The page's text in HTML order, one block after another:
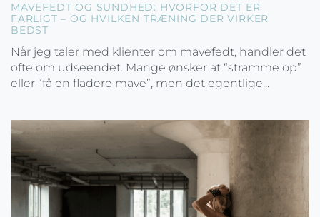
MAVEFEDT OG SUNDHED: HVORFOR DET ER
FARLIGT – OG HVILKEN TRÆNING DER VIRKER
BEDST
Når jeg taler med klienter om mavefedt, handler det
ofte om udseendet. Mange ønsker at “stramme op”
eller “få en fladere mave”, men det egentlige...